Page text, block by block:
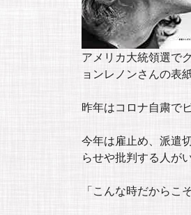
アメリカ大統領選で
ョンレノンさんの表
昨年はコロナ自粛で
今年は雇止め、派遣
らせや批判する人が
「こんな時だからこ